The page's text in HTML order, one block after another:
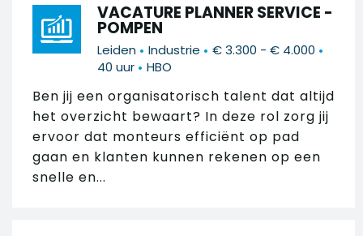
VACATURE PLANNER SERVICE -
POMPEN
Leiden • Industrie • € 3.300 - € 4.000 •
40 uur • HBO
Ben jij een organisatorisch talent dat altijd
het overzicht bewaart? In deze rol zorg jij
ervoor dat monteurs efficiënt op pad
gaan en klanten kunnen rekenen op een
snelle en...